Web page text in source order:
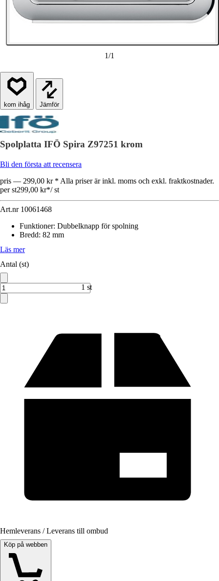
1/1
Jämför
Spolplatta IFÖ Spira Z97251 krom
Bli den första att recensera
pris — 299,00 kr * Alla priser är inkl. moms och exkl. fraktkostnader.
per st299,00 kr*/ st
Art.nr 10061468
Funktioner: Dubbelknapp för spolning
Bredd: 82 mm
Läs mer
Antal (st)
1 st
Hemleverans / Leverans till ombud
Köp på webben